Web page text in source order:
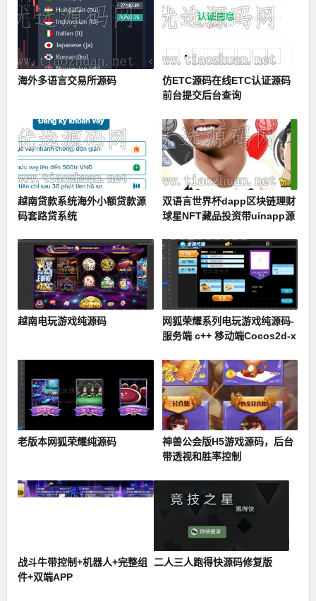
海外多语言交易所源码
仿ETC源码在线ETC认证源码
前台提交后台查询
越南贷款系统海外小额贷款源
码套路贷系统
双语言世界杯dapp区块链理财
球星NFT藏品投资带uinapp源
越南电玩游戏纯源码
网狐荣耀系列电玩游戏纯源码-
服务端 c++ 移动端Cocos2d-x
老版本网狐荣耀纯源码
神兽公会版H5游戏源码，后台
带透视和胜率控制
战斗牛带控制+机器人+完整组
件+双端APP
二人三人跑得快源码修复版